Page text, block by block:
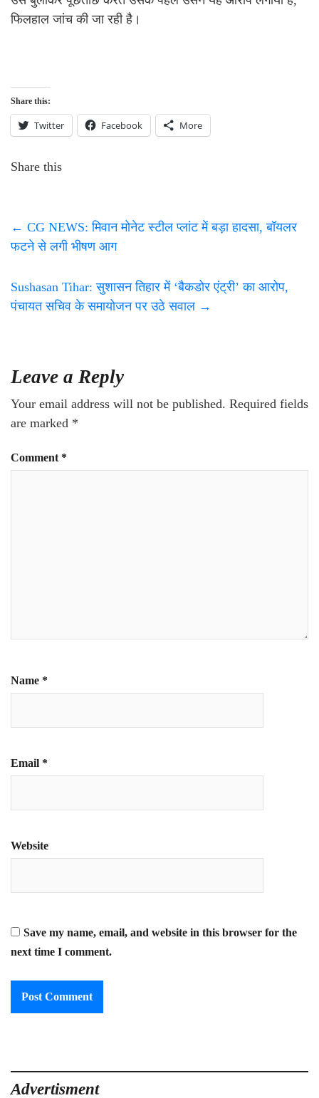
फिलहाल जांच की जा रही है।
Share this:
Twitter Facebook More
Share this
← CG NEWS: मिवान मोनेट स्टील प्लांट में बड़ा हादसा, बॉयलर
फटने से लगी भीषण आग
Sushasan Tihar: सुशासन तिहार में ‘बैकडोर एंट्री’ का आरोप,
पंचायत सचिव के समायोजन पर उठे सवाल →
Leave a Reply
Your email address will not be published. Required fields
are marked *
Comment *
Name *
Email *
Website
Save my name, email, and website in this browser for the
next time I comment.
Advertisment